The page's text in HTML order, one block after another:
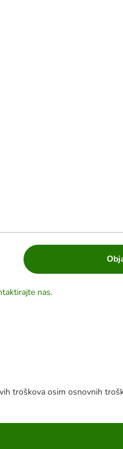
nas.
troškova osim osnovnih